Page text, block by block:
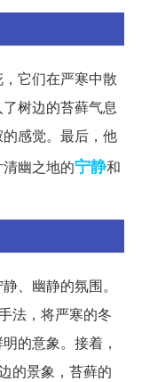
它们在严寒中散
树边的苔藓气息
感觉。最后，他
幽之地的宁静和
、幽静的氛围。
法，将严寒的冬
的意象。接着，
的景象，苔藓的